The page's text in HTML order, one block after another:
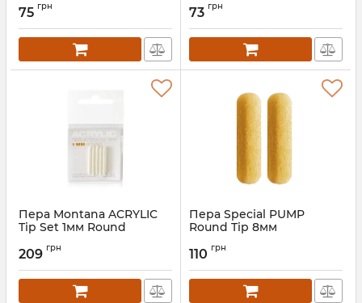
75 грн 73 грн
Пера Montana ACRYLIC
Tip Set 1мм Round
209 грн
Пера Special PUMP
Round Tip 8мм
110 грн